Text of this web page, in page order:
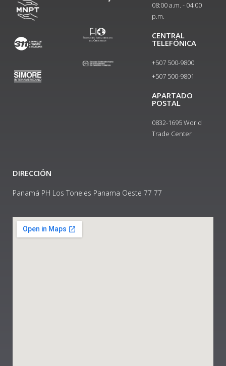
08:00 a.m. - 04:00
p.m.
CENTRAL
TELEFÓNICA
+507 500-9800
+507 500-9801​
APARTADO
POSTAL
0832-1695 World
Trade Center
DIRECCIÓN
Panamá PH Los Toneles Panama Oeste 77 77